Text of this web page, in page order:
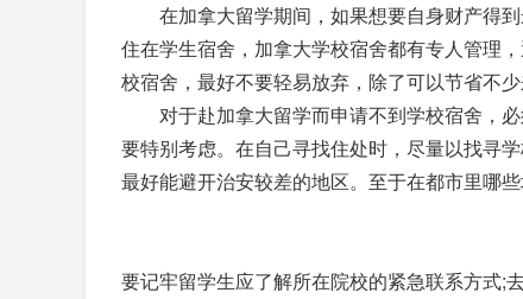
在加拿大留学期间，如果想要自身财产得到
住在学生宿舍，加拿大学校宿舍都有专人管理
校宿舍，最好不要轻易放弃，除了可以节省不
对于赴加拿大留学而申请不到学校宿舍，必
要特别考虑。在自己寻找住处时，尽量以找寻
最好能避开治安较差的地区。至于在都市里哪
要记牢留学生应了解所在院校的紧急联系方式;